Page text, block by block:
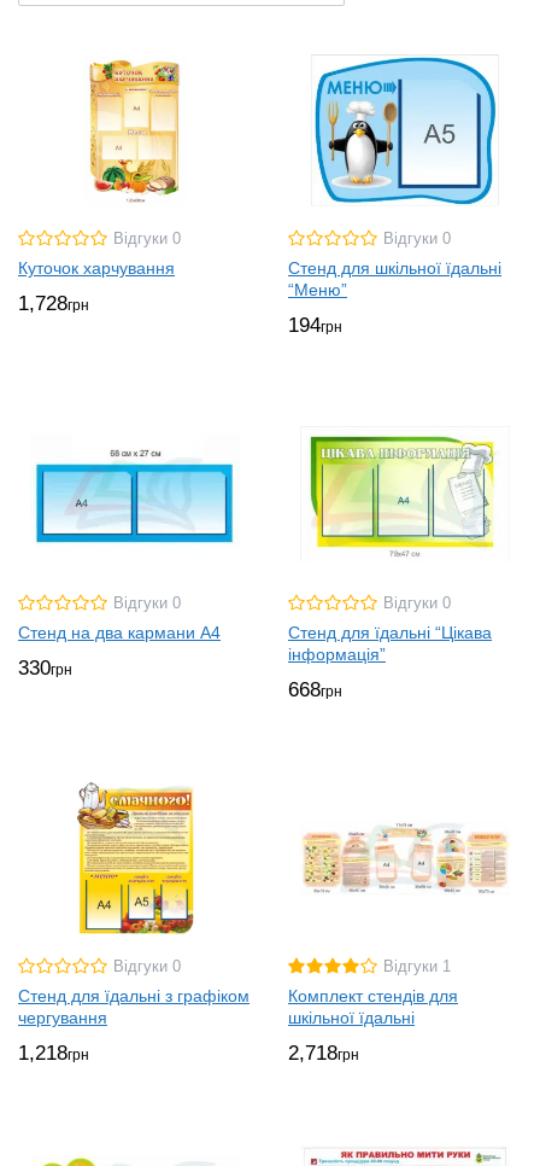
Відгуки 0
Куточок харчування
1,728грн
Відгуки 0
Стенд для шкільної їдальні
“Меню”
194грн
Відгуки 0
Стенд на два кармани А4
330грн
Відгуки 0
Стенд для їдальні “Цікава
інформація”
668грн
Відгуки 0
Стенд для їдальні з графіком
чергування
1,218грн
Відгуки 1
Комплект стендів для
шкільної їдальні
2,718грн